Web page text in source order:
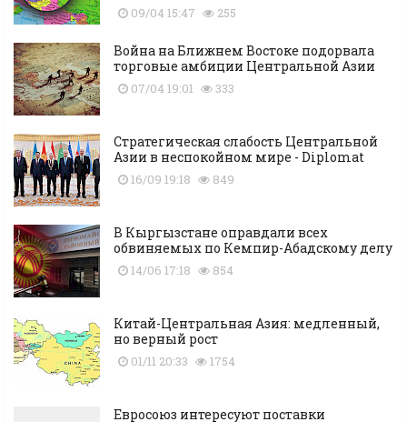
09/04 15:47 255
Война на Ближнем Востоке подорвала
торговые амбиции Центральной Азии
07/04 19:01 333
Стратегическая слабость Центральной
Азии в неспокойном мире - Diplomat
16/09 19:18 849
В Кыргызстане оправдали всех
обвиняемых по Кемпир-Абадскому делу
14/06 17:18 854
Китай-Центральная Азия: медленный,
но верный рост
01/11 20:33 1754
Евросоюз интересуют поставки